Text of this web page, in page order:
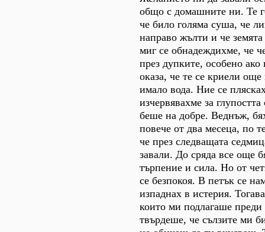
общо с домашните ни. Те
че било голяма суша, че
направо жълти и че
миг се обнадеждихме, че
през дупките, особено
оказа, че те се криели
имало вода. Ние се
изчервявахме за
беше на добре. Веднъж,
повече от два месеца, по
че през следващата
завали. До сряда все още
търпение и сила. Но от
се безпокоя. В петък се
изпаднах в истерия.
които ми подлагаше
твърдеше, че сълзите ми